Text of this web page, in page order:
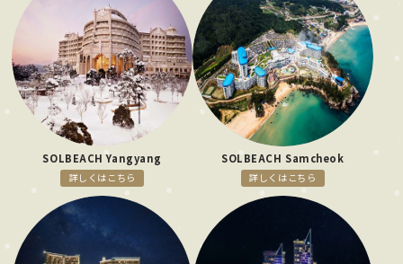
SOLBEACH Yangyang
詳しくはこちら
SOLBEACH Samcheok
詳しくはこちら